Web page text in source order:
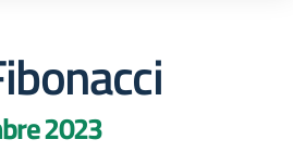
2023